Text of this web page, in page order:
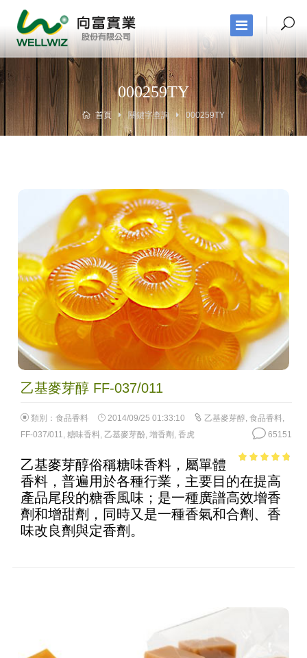
000259TY
首頁 關鍵字查詢 000259TY
乙基麥芽醇 FF-037/011
類別： 食品香料 2014/09/25 01:33:10 乙基麥芽醇, 食品香料,
FF-037/011, 糖味香料, 乙基麥芽酚, 增香劑 , 香虎 65151
5
乙基麥芽醇俗稱糖味香料，屬單體
香料，普遍用於各種行業，主要目的在提高
產品尾段的糖香風味；是一種廣譜高效增香
劑和增甜劑，同時又是一種香氣和合劑、香
味改良劑與定香劑。